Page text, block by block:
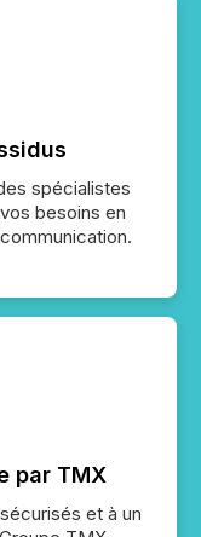
spécialistes
besoins en
par TMX
et à un